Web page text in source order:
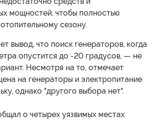
мощностей, чтобы полностью
сезону.
вывод, что поиск генераторов, когда
опустится до -20 градусов, — не
Несмотря на то, отмечает
на генераторы и электропитание
однако "другого выбора нет".
о четырех уязвимых местах